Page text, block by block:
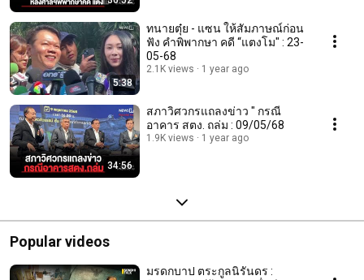
5:38
ทนายตุ๋ย - แซน ให้สัมภาษณ์ก่อน
ฟัง คำพิพากษา คดี “แตงโม" : 23-
05-68
2.1K views 1 year ago
34:56
สภาวิศวกรแถลงข่าว " กรณี
อาคาร สตง. ถล่ม : 09/05/68
1.9K views 1 year ago
Popular videos
มรดกบาป ตระกูลนิรันดร :